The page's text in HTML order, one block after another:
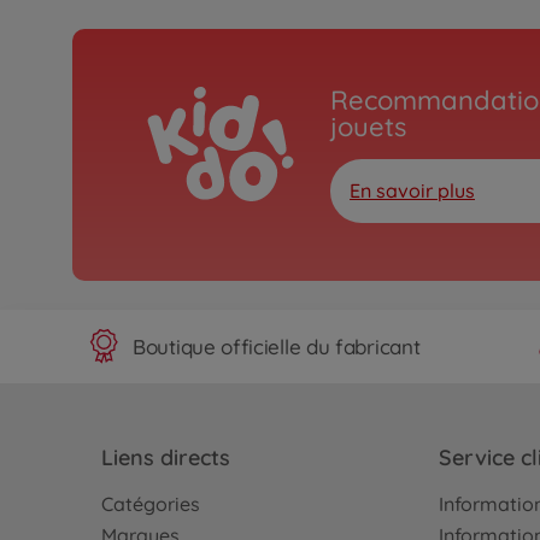
jouets
En savoir plus
Boutique officielle du fabricant
Liens directs
Catégories
Marques
Service